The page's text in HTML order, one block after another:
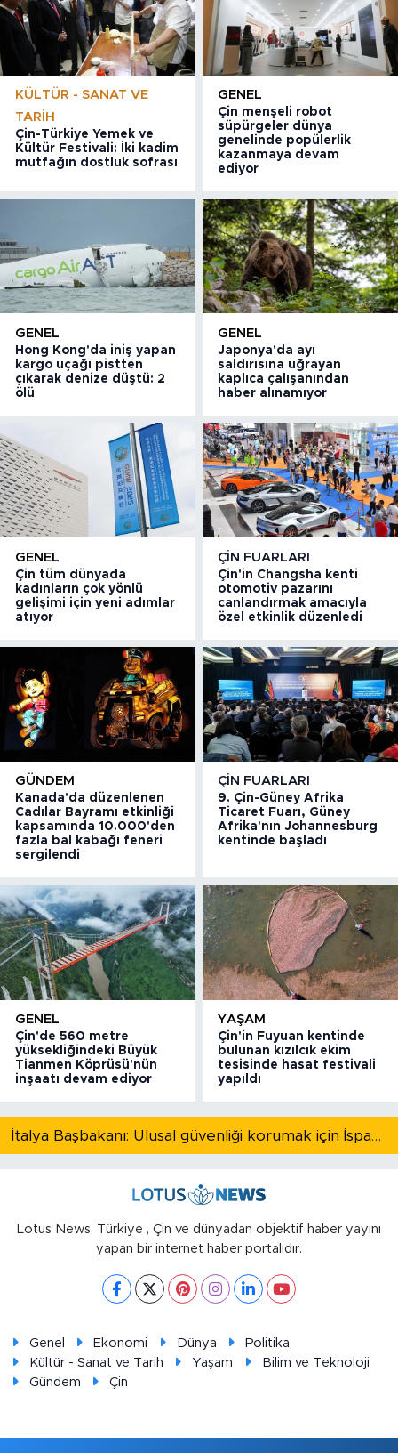
KÜLTÜR - SANAT VE
TARIH
Çin-Türkiye Yemek ve
Kültür Festivali: İki kadim
mutfağın dostluk sofrası
GENEL
Çin menşeli robot
süpürgeler dünya
genelinde popülerlik
kazanmaya devam
ediyor
GENEL
Hong Kong'da iniş yapan
kargo uçağı pistten
çıkarak denize düştü: 2
ölü
GENEL
Japonya'da ayı
saldırısına uğrayan
kaplıca çalışanından
haber alınamıyor
GENEL
Çin tüm dünyada
kadınların çok yönlü
gelişimi için yeni adımlar
atıyor
ÇIN FUARLARI
Çin'in Changsha kenti
otomotiv pazarını
canlandırmak amacıyla
özel etkinlik düzenledi
GÜNDEM
Kanada'da düzenlenen
Cadılar Bayramı etkinliği
kapsamında 10.000'den
fazla bal kabağı feneri
sergilendi
ÇIN FUARLARI
9. Çin-Güney Afrika
Ticaret Fuarı, Güney
Afrika'nın Johannesburg
kentinde başladı
GENEL
Çin'de 560 metre
yüksekliğindeki Büyük
Tianmen Köprüsü'nün
inşaatı devam ediyor
YAŞAM
Çin'in Fuyuan kentinde
bulunan kızılcık ekim
tesisinde hasat festivali
yapıldı
İtalya Başbakanı: Ulusal güvenliği korumak için İspanya ile Schengen kapsamındaki serbest dolaşımı askıya alıyoruz
Lotus News, Türkiye , Çin ve dünyadan objektif haber yayını
yapan bir internet haber portalıdır.
Genel Ekonomi Dünya
Politika
Kültür - Sanat ve Tarih
Yaşam
Bilim ve Teknoloji
Gündem
Çin